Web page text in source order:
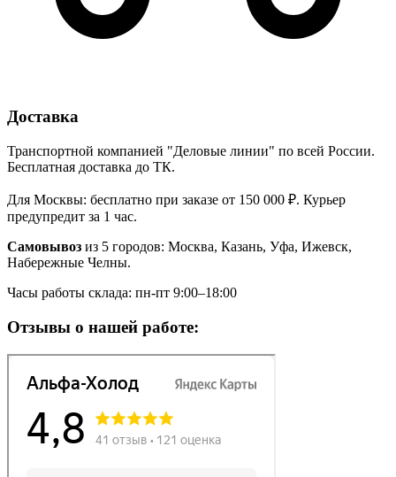
Доставка
Транспортной компанией "Деловые линии" по всей России.
Бесплатная доставка до ТК.
Для Москвы: бесплатно при заказе от 150 000 ₽. Курьер
предупредит за 1 час.
Самовывоз из 5 городов: Москва, Казань, Уфа, Ижевск,
Набережные Челны.
Часы работы склада: пн-пт 9:00–18:00
Отзывы о нашей работе: